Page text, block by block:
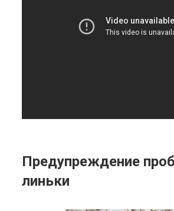
Предупреждение
линьки